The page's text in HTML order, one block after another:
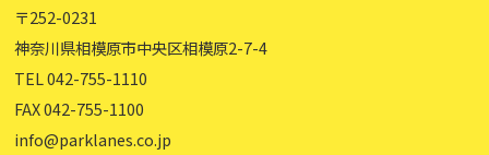
〒252-0231
神奈川県相模原市中央区相模原2-7-4
TEL 042-755-1110
FAX 042-755-1100
info@parklanes.co.jp